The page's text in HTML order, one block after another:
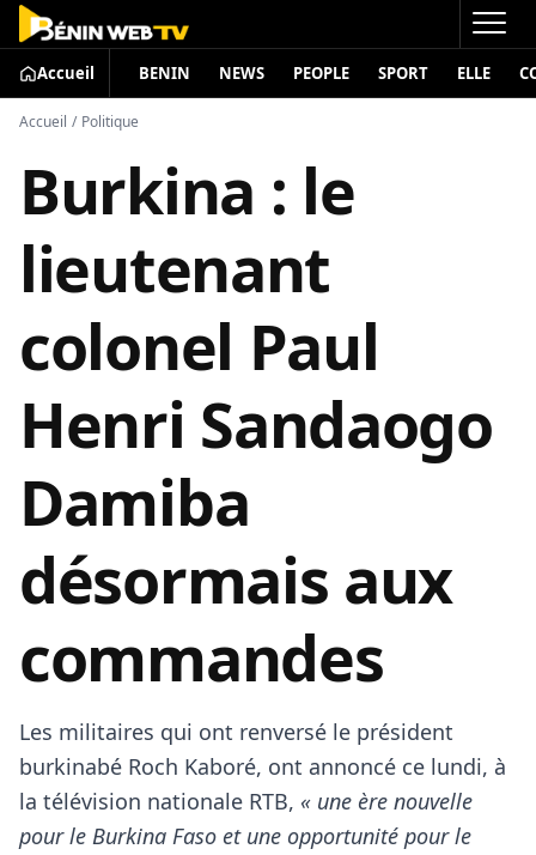
Accueil BENIN NEWS PEOPLE SPORT ELLE
Accueil / Politique
Burkina : le
lieutenant
colonel Paul
Henri Sandaogo
Damiba
désormais aux
commandes
Les militaires qui ont renversé le président
burkinabé Roch Kaboré, ont annoncé ce lundi, à
la télévision nationale RTB, « une ère nouvelle
pour le Burkina Faso et une opportunité pour le